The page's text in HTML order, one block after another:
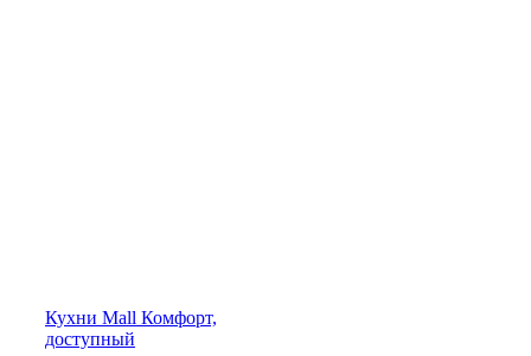
Кухни Mall Комфорт,
доступный